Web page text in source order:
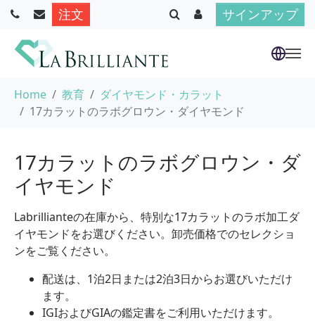
Skip to main content
注文 サインアップ
You are here:
Home 教育
ダイヤモンド・カラット
17カラットのラボグロウン・ダイヤモンド
17カラットのラボグロウン・ダ
イヤモンド
Labrillianteの在庫から、特別な17カラットのラボ加工ダ
イヤモンドをお選びください。卸売価格でのセレクショ
ンをご覧ください。
配送は、1泊2日または2泊3日からお選びいただけ
ます。
IGIおよびGIAの鑑定書をご利用いただけます。